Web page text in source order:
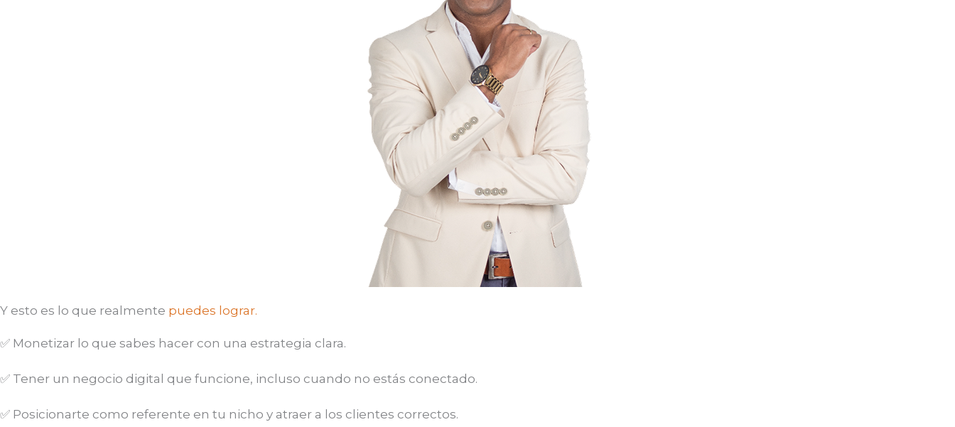
Y esto es lo que realmente puedes lograr.
✅ Monetizar lo que sabes hacer con una estrategia clara.
✅ Tener un negocio digital que funcione, incluso cuando no estás conectado.
✅ Posicionarte como referente en tu nicho y atraer a los clientes correctos.